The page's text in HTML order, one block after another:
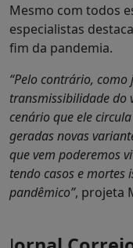
Mesmo com todos
especialistas
fim da pandemia.
“Pelo contrário,
transmissibilidade do
cenário que ele
geradas novas
que vem poderemos
tendo casos e mortes
pandêmico”, projeta